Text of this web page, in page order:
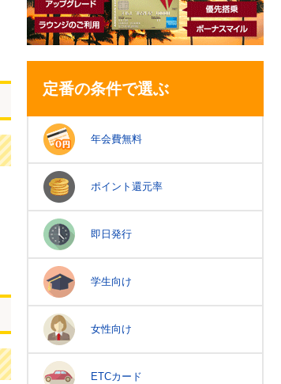
定番の条件で選ぶ
年会費無料
ポイント還元率
即日発行
学生向け
女性向け
ETCカード